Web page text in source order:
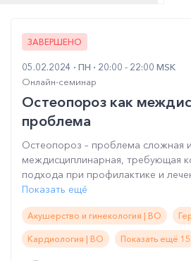
ЗАВЕРШЕНО
05.02.2024 ПН 20:00 - 22:00 MSK
Онлайн-семинар
Остеопороз как
проблема
Остеопороз – проблема сложная и
междисциплинарная, требующая
подхода при профилактике и
Показать ещё
Акушерство и гинекология | ВО
Кардиология | ВО Показать ещё 15